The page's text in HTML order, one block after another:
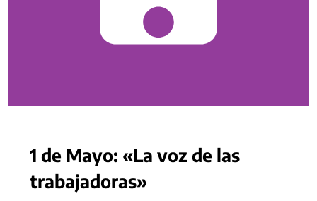
1 de Mayo: «La voz de las
trabajadoras»